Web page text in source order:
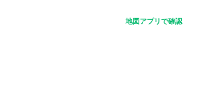
地図アプリで確認